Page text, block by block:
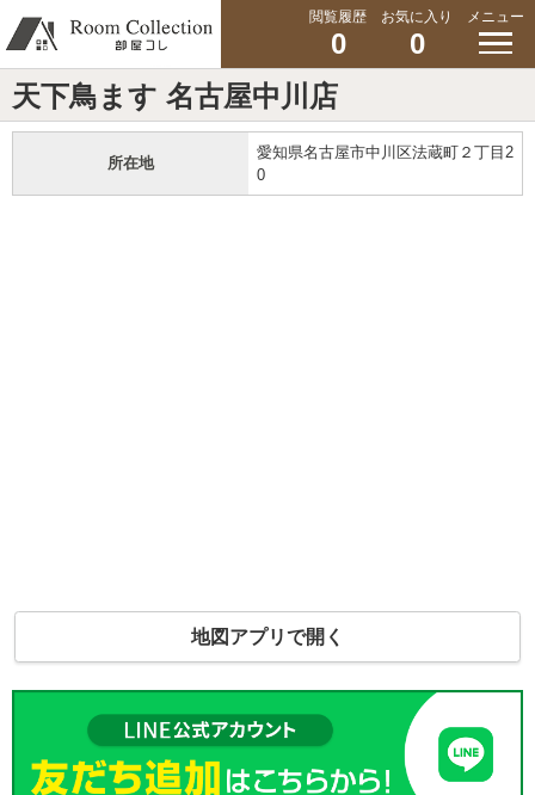
閲覧履歴
0
お気に入り
0
メニュー
天下鳥ます 名古屋中川店
所在地
愛知県名古屋市中川区法蔵町２丁目2
0
地図アプリで開く